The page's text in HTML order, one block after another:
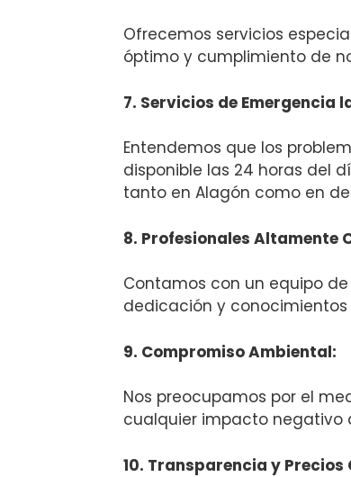
Ofrecemos servicios
óptimo y cumplimiento de
7. Servicios de Emergencia
Entendemos que los
disponible las 24 horas del
tanto en Alagón como en
8. Profesionales Altamente
Contamos con un equipo
dedicación y
9. Compromiso Ambiental:
Nos preocupamos por el
cualquier impacto negativo
10. Transparencia y